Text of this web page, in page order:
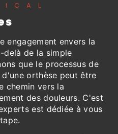
engagement envers la
delà de la simple
que le processus de
orthèse peut être
chemin vers la
des douleurs. C'est
est dédiée à vous